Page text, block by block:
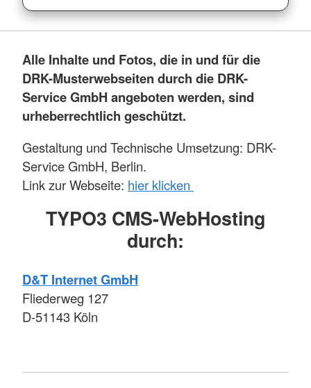
Alle Inhalte und Fotos, die in und für die
DRK-Musterwebseiten durch die DRK-
Service GmbH angeboten werden, sind
urheberrechtlich geschützt.
Gestaltung und Technische Umsetzung: DRK-
Service GmbH, Berlin.
Link zur Webseite: hier klicken
TYPO3 CMS-WebHosting
durch:
D&T Internet GmbH
Fliederweg 127
D-51143 Köln